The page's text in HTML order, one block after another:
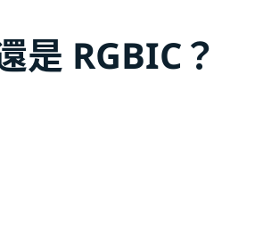
是 RGBIC？